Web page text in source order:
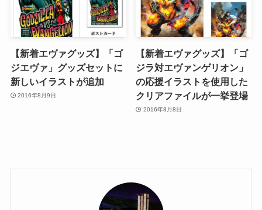
【新着エヴァグッズ】「ゴ
ジエヴァ」グッズセットに
新しいイラストが追加
2016年8月9日
【新着エヴァグッズ】「ゴ
ジラ対エヴァンゲリオン」
の応援イラストを使用した
クリアファイルが一挙登場
2016年8月8日